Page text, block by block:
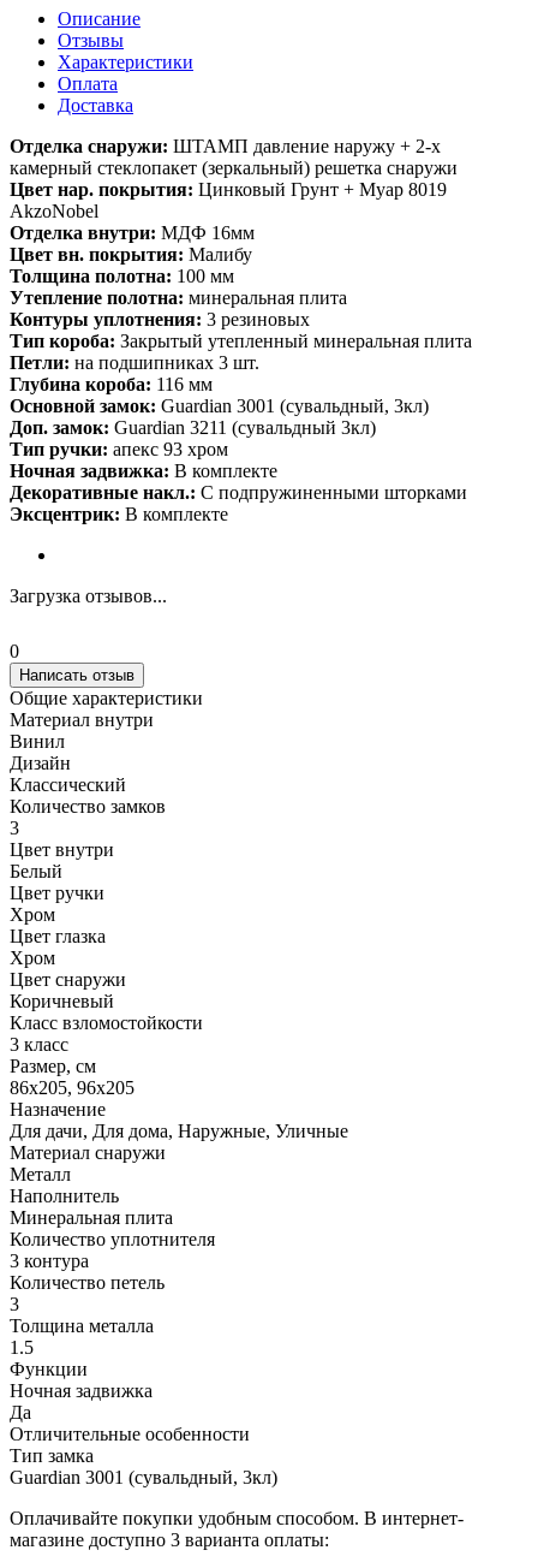
Описание
Отзывы
Характеристики
Оплата
Доставка
Отделка снаружи: ШТАМП давление наружу + 2-х
камерный стеклопакет (зеркальный) решетка снаружи
Цвет нар. покрытия: Цинковый Грунт + Муар 8019
AkzoNobel
Отделка внутри: МДФ 16мм
Цвет вн. покрытия: Малибу
Толщина полотна: 100 мм
Утепление полотна: минеральная плита
Контуры уплотнения: 3 резиновых
Тип короба: Закрытый утепленный минеральная плита
Петли: на подшипниках 3 шт.
Глубина короба: 116 мм
Основной замок: Guardian 3001 (сувальдный, 3кл)
Доп. замок: Guardian 3211 (сувальдный 3кл)
Тип ручки: апекс 93 хром
Ночная задвижка: В комплекте
Декоративные накл.: С подпружиненными шторками
Эксцентрик: В комплекте
Загрузка отзывов...
0
Написать отзыв
Общие характеристики
Материал внутри
Винил
Дизайн
Классический
Количество замков
3
Цвет внутри
Белый
Цвет ручки
Хром
Цвет глазка
Хром
Цвет снаружи
Коричневый
Класс взломостойкости
3 класс
Размер, cм
86x205, 96x205
Назначение
Для дачи, Для дома, Наружные, Уличные
Материал снаружи
Металл
Наполнитель
Минеральная плита
Количество уплотнителя
3 контура
Количество петель
3
Толщина металла
1.5
Функции
Ночная задвижка
Да
Отличительные особенности
Тип замка
Guardian 3001 (сувальдный, 3кл)
Оплачивайте покупки удобным способом. В интернет-
магазине доступно 3 варианта оплаты: